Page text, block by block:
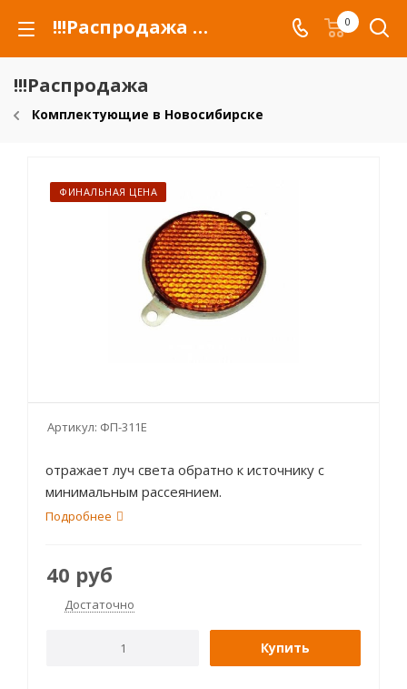
!!!Распродажа для автомобилей российских марок и сельхозтехники 0
!!!Распродажа
Комплектующие в Новосибирске
ФИНАЛЬНАЯ ЦЕНА
Артикул: ФП-311Е
отражает луч света обратно к источнику с
минимальным рассеянием.
Подробнее
40 руб
Достаточно
Купить